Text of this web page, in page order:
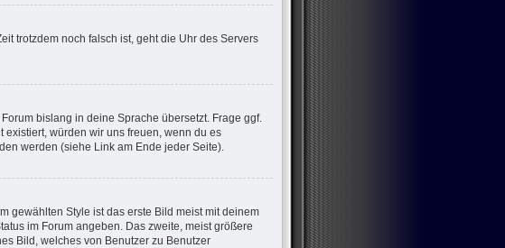
trotzdem noch falsch ist, geht die Uhr des Servers
bislang in deine Sprache übersetzt. Frage ggf.
würden wir uns freuen, wenn du es
werden (siehe Link am Ende jeder Seite).
gewählten Style ist das erste Bild meist mit deinem
im Forum angeben. Das zweite, meist größere
Bild, welches von Benutzer zu Benutzer